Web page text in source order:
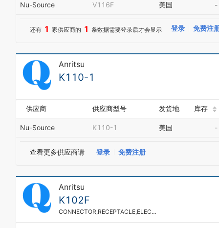
Nu-Source V116F 美国 -
还有 1 家供应商的 1 条数据需要登录后才会显示 登录 免费注
Anritsu
K110-1
供应商 供应商型号 发货地 库存
Nu-Source K110-1 美国 -
查看更多供应商请 登录 免费注册
Anritsu
K102F
CONNECTOR,RECEPTACLE,ELECTRICAL